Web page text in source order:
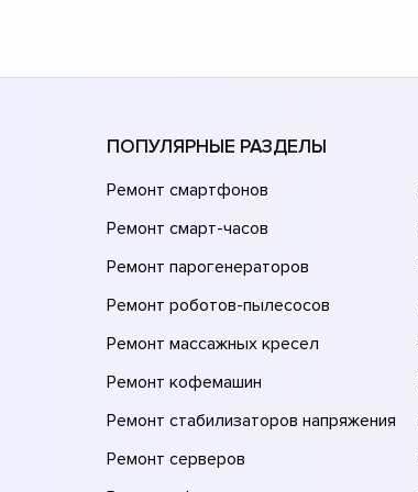
ПОПУЛЯРНЫЕ РАЗДЕЛЫ
Ремонт смартфонов
Ремонт смарт-часов
Ремонт парогенераторов
Ремонт роботов-пылесосов
Ремонт массажных кресел
Ремонт кофемашин
Ремонт стабилизаторов напряжения
Ремонт серверов